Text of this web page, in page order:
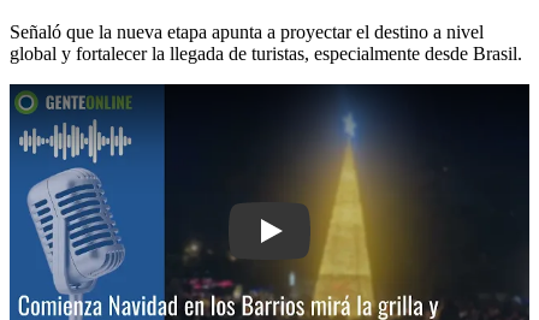
Señaló que la nueva etapa apunta a proyectar el destino a nivel
global y fortalecer la llegada de turistas, especialmente desde Brasil.
Play: Comienza Navidad en los